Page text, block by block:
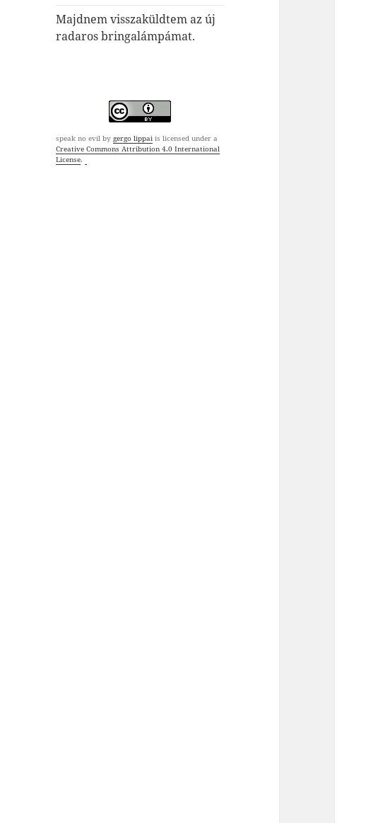
Majdnem visszaküldtem az új
radaros bringalámpámat.
speak no evil bygergo lippai is licensed under a
Creative Commons Attribution 4.0 International
License.